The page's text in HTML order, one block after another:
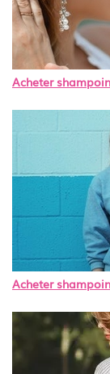
Acheter
Acheter